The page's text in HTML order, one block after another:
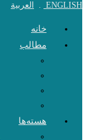
ENGLISH
. العربية
خانه
مطالب
هسته‌ها